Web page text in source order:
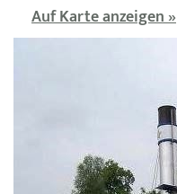
Auf Karte anzeigen »